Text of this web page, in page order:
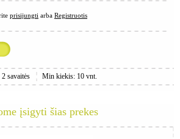
prisijungti arba Registruotis
savaitės Min kiekis: 10 vnt.
įsigyti šias prekes